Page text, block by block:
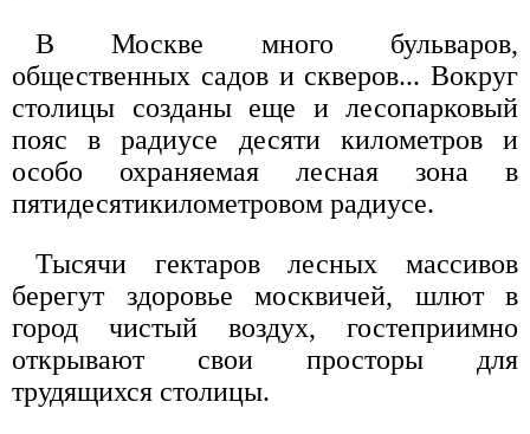
В Москве много бульваров,
общественных садов и скверов... Вокруг
столицы созданы еще и лесопарковый
пояс в радиусе десяти километров и
особо охраняемая лесная зона в
пятидесятикилометровом радиусе.
Тысячи гектаров лесных массивов
берегут здоровье москвичей, шлют в
город чистый воздух, гостеприимно
открывают свои просторы для
трудящихся столицы.